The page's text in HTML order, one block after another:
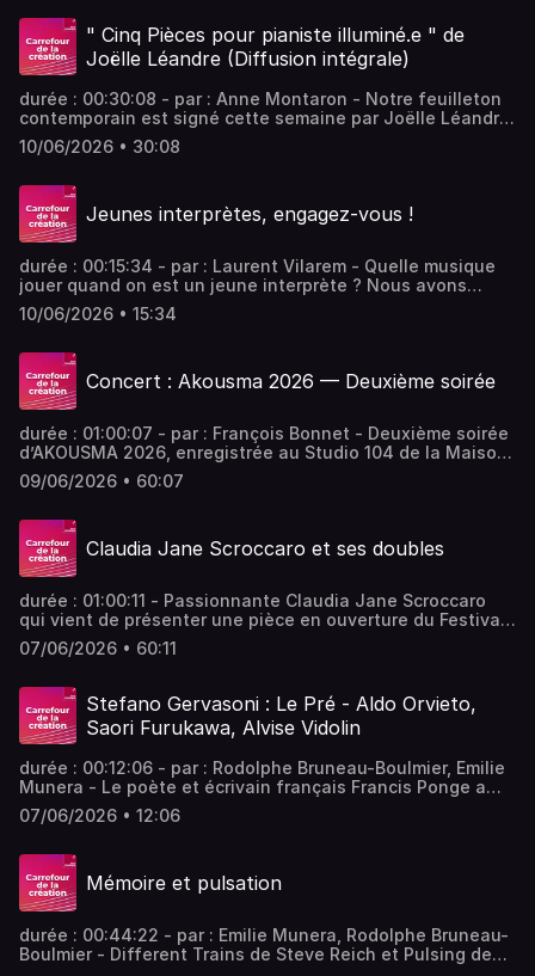
indomptable de la musique et l'héritage durable de ces
compositeurs essentiels. Vous aimez ce podcast ? Pour
écouter tous les épisodes sans limite, rendez-vous sur
" Cinq Pièces pour pianiste illuminé.e " de
Joëlle Léandre (Diffusion intégrale)
durée : 00:30:08 - par : Anne Montaron - Notre feuilleton
contemporain est signé cette semaine par Joëlle Léandre.
Pour la pianiste Hélène Pereira, la contrebassiste-
compositrice a imaginé "Cinq Pièces pour pianiste
Barsottini Vous aimez ce podcast ? Pour écouter tous les
épisodes sans limite, rendez-vous sur Radio France
10/06/2026 • 30:08
Jeunes interprètes, engagez-vous !
durée : 00:15:34 - par : Laurent Vilarem - Quelle musique
jouer quand on est un jeune interprète ? Nous avons
demandé à trois musiciens qui se consacrent
majoritairement à la musique d’aujourd’hui les raisons de
Rencontres. - équipe : Lionel Quantin, Martine Mony Vous
aimez ce podcast ? Pour écouter tous les épisodes sans
limite, rendez-vous sur Radio France
10/06/2026 • 15:34
Concert : Akousma 2026 — Deuxième soirée
durée : 01:00:07 - par : François Bonnet - Deuxième soirée
d’AKOUSMA 2026, enregistrée au Studio 104 de la Maison
de la Radio et de la Musique. Une traversée entre archives
intimes, nuages harmoniques et formes hybrides avec
Hennies et Tristan Kasten-Krause. - équipe : Alexandre
Bazin Vous aimez ce podcast ? Pour écouter tous les
épisodes sans limite, rendez-vous sur Radio France
09/06/2026 • 60:07
Claudia Jane Scroccaro et ses doubles
durée : 01:00:11 - Passionnante Claudia Jane Scroccaro
qui vient de présenter une pièce en ouverture du Festival
ManiFeste de l’Ircam. La compositrice italienne signe par
ailleurs la musique de l’installation sonore de l’exposition
équipe : Laurent Vilarem, Lionel Quantin, Martine Mony
Vous aimez ce podcast ? Pour écouter tous les épisodes
sans limite, rendez-vous sur Radio France
07/06/2026 • 60:11
Stefano Gervasoni : Le Pré - Aldo Orvieto,
Saori Furukawa, Alvise Vidolin
durée : 00:12:06 - par : Rodolphe Bruneau-Boulmier, Emilie
Munera - Le poète et écrivain français Francis Ponge a
écrit un livre intitulé « La fabrique du Pré ». Stefano
Gervasoni en propose une interprétation sous la forme de
Vous aimez ce podcast ? Pour écouter tous les épisodes
sans limite, rendez-vous sur Radio France
07/06/2026 • 12:06
Mémoire et pulsation
durée : 00:44:22 - par : Emilie Munera, Rodolphe Bruneau-
Boulmier - Different Trains de Steve Reich et Pulsing de